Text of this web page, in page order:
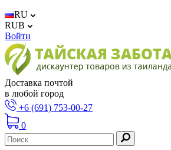
RU
RUB
Войти
Доставка почтой
в любой город
+6 (691) 753-00-27
0